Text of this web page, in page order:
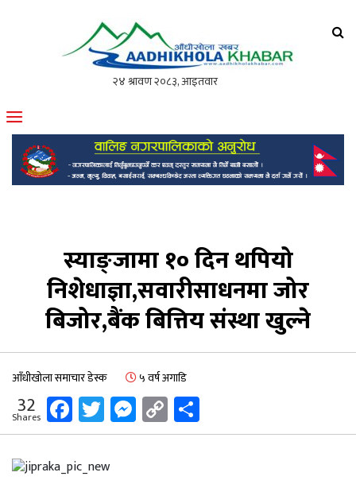
मोफसलकै लोकप्रिय अनलाइन पत्रिका
स्याङ्जामा १० दिन थपियो
निशेधाज्ञा,सवारीसाधनमा जोर
बिजोर,बैंक बित्तिय संस्था खुल्ने
आँधीखोला समाचार डेस्क ५ वर्ष अगाडि
32
Shares Facebook
Twitter
Messenger
Copy
Link